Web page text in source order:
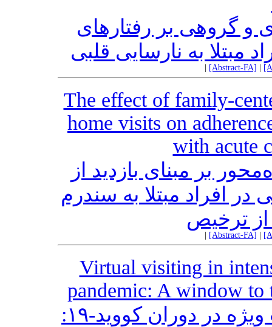
و گروهی بر رفتارهای
مبتلا به نارسایی قلبی
[Abstract-FA]
The effect of family-
home visits on
with acute
بر مبنای بازدید از
افراد مبتلا به سندرم
ترخیص
[Abstract-FA]
Virtual visiting in
pandemic: A window to
ملاقات مجازی در بخش‌ مراقبت ویژه در دوران کووید-۱۹: